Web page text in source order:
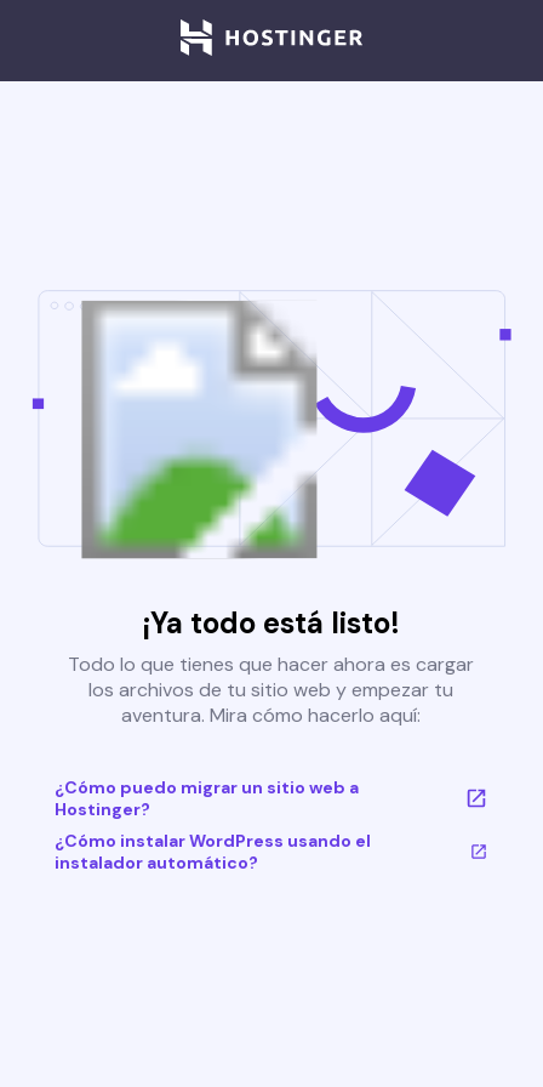
¡Ya todo está listo!
Todo lo que tienes que hacer ahora es cargar
los archivos de tu sitio web y empezar tu
aventura. Mira cómo hacerlo aquí:
¿Cómo puedo migrar un sitio web a
Hostinger?
¿Cómo instalar WordPress usando el
instalador automático?